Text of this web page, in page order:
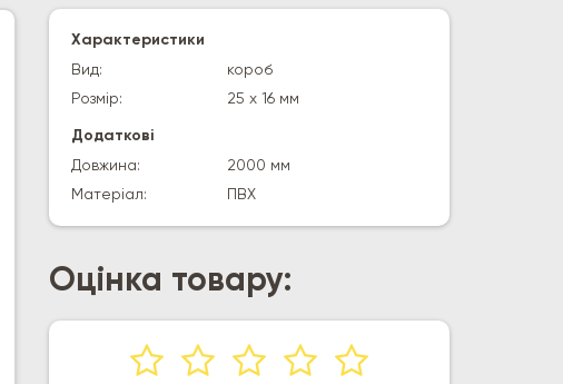
Характеристики
Вид:
короб
Розмір:
25 х 16 мм
Додаткові
Довжина:
2000 мм
Матеріал:
ПВХ
Оцінка товару: